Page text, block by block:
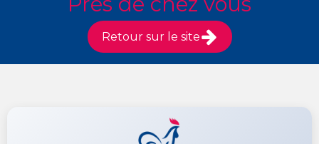
Retour sur le site